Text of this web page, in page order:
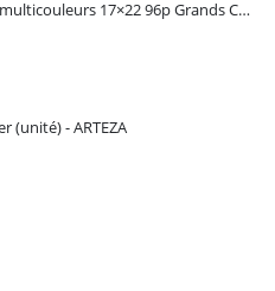
Cahier Polypro multicouleurs 17×22 96p Grands Carreaux Séyès 90g - CALLIGRAPHE
(unité) - ARTEZA